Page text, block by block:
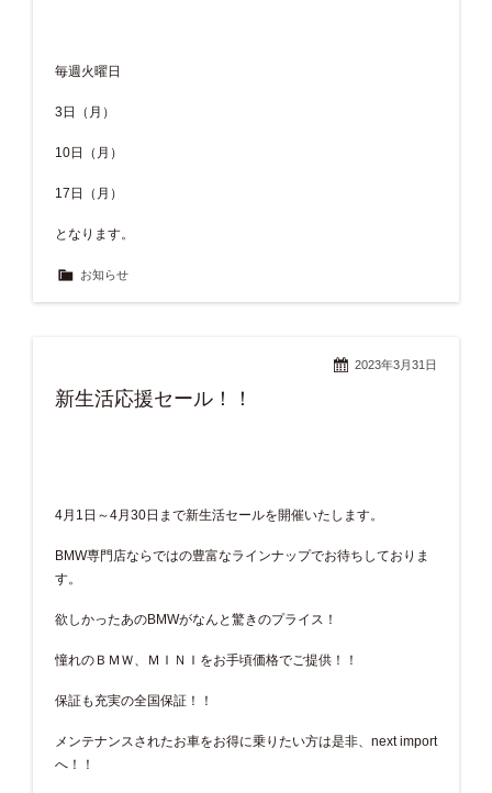
毎週火曜日
3日（月）
10日（月）
17日（月）
となります。
お知らせ
2023年3月31日
新生活応援セール！！
4月1日～4月30日まで新生活セールを開催いたします。
BMW専門店ならではの豊富なラインナップでお待ちしておりま
す。
欲しかったあのBMWがなんと驚きのプライス！
憧れのＢＭＷ、ＭＩＮＩをお手頃価格でご提供！！
保証も充実の全国保証！！
メンテナンスされたお車をお得に乗りたい方は是非、next import
へ！！